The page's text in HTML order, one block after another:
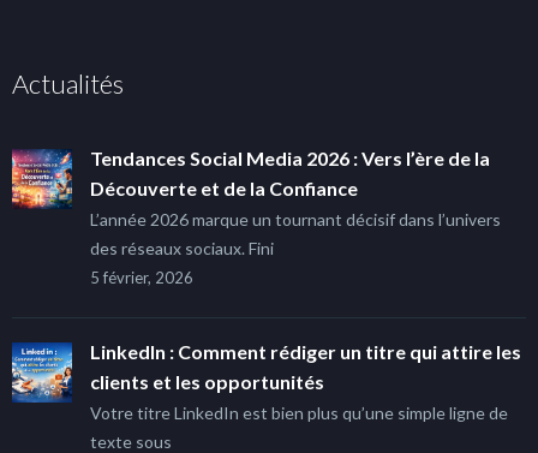
Actualités
Tendances Social Media 2026 : Vers l’ère de la
Découverte et de la Confiance
L’année 2026 marque un tournant décisif dans l’univers
des réseaux sociaux. Fini
5 février, 2026
LinkedIn : Comment rédiger un titre qui attire les
clients et les opportunités
Votre titre LinkedIn est bien plus qu’une simple ligne de
texte sous